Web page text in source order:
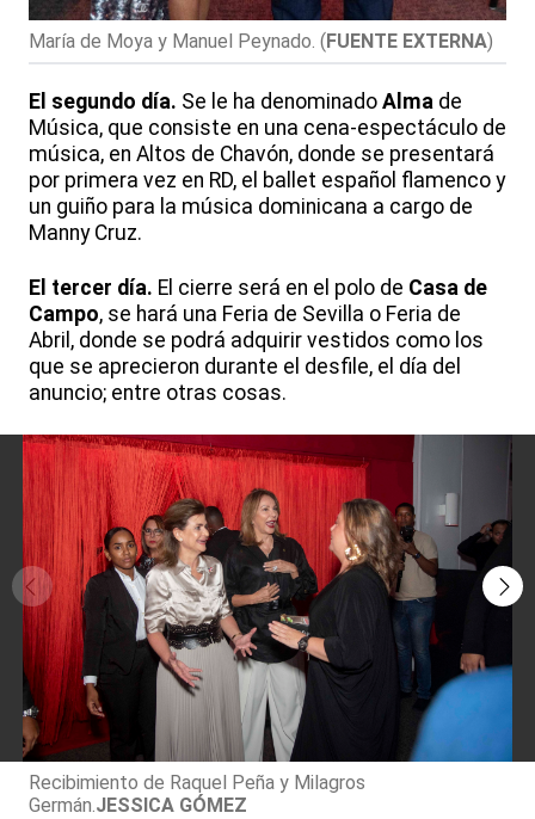
María de Moya y Manuel Peynado. ( FUENTE EXTERNA)
El segundo día. Se le ha denominado Alma de
Música, que consiste en una cena-espectáculo de
música, en Altos de Chavón, donde se presentará
por primera vez en RD, el ballet español flamenco y
un guiño para la música dominicana a cargo de
Manny Cruz.
El tercer día. El cierre será en el polo de Casa de
Campo, se hará una Feria de Sevilla o Feria de
Abril, donde se podrá adquirir vestidos como los
que se aprecieron durante el desfile, el día del
anuncio; entre otras cosas.
Recibimiento de Raquel Peña y Milagros
Germán.JESSICA GÓMEZ